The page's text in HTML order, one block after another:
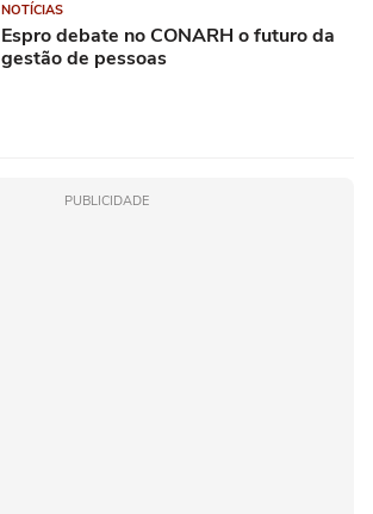
NOTÍCIAS
Espro debate no CONARH o futuro da
gestão de pessoas
PUBLICIDADE